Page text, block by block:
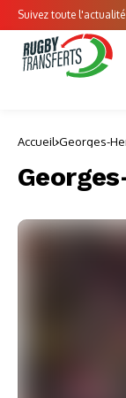
Suivez toute
Accueil Georges-